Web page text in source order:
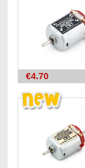
€4.70